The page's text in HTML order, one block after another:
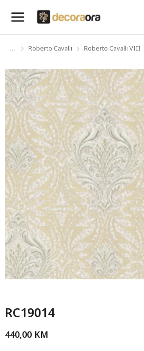
You are here:
Roberto Cavalli Roberto Cavalli VIII
RC19014
440,00 KM